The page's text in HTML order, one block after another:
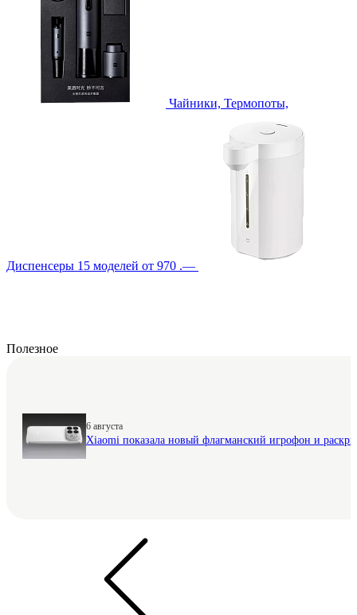
Чайники, Термопоты,
Диспенсеры 15 моделей от 970 .—
Полезное
6 августа
Xiaomi показала новый флагманский игрофон и